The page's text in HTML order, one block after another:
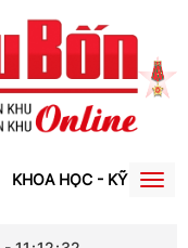
KHOA HỌC - KỸ THUẬT